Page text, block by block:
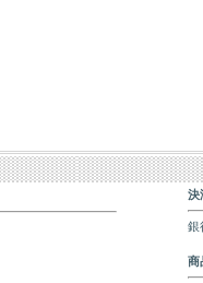
決
銀
商